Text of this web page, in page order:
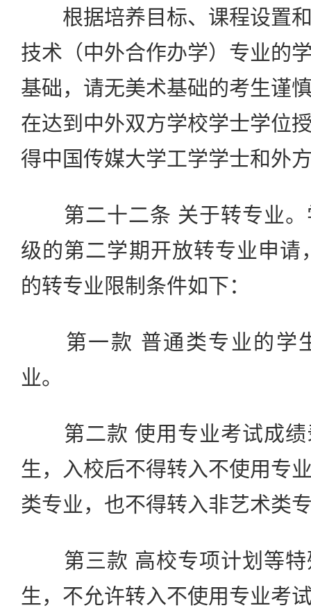
根据培养目标、课程设置和
技术（中外合作办学）专业的
基础，请无美术基础的考生谨
在达到中外双方学校学士学位
得中国传媒大学工学学士和外
第二十二条 关于转专业。
级的第二学期开放转专业申请
的转专业限制条件如下：
第一款 普通类专业的学
业。
第二款 使用专业考试成绩
生，入校后不得转入不使用专
类专业，也不得转入非艺术类
第三款 高校专项计划等特
生，不允许转入不使用专业考